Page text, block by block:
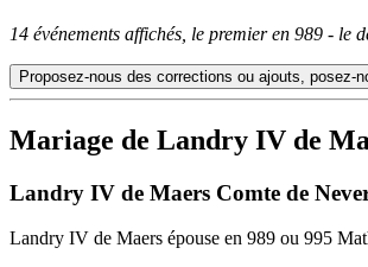
14 événements affichés, le premier en 989 - le
Mariage de Landry IV de
Landry IV de Maers Comte de
Landry IV de Maers épouse en 989 ou 995